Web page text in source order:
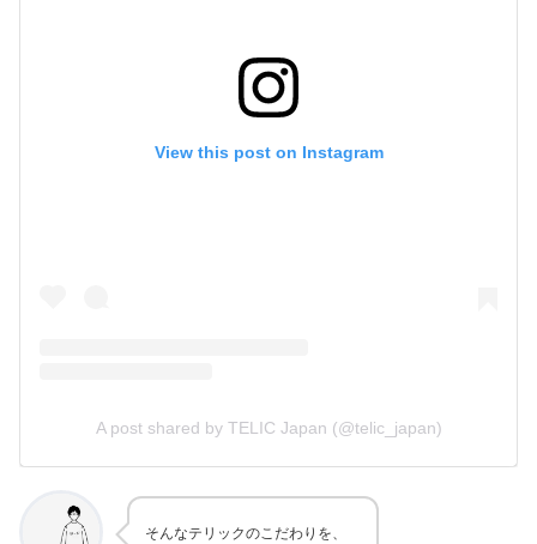
View this post on Instagram
A post shared by TELIC Japan (@telic_japan)
そんなテリックのこだわりを、